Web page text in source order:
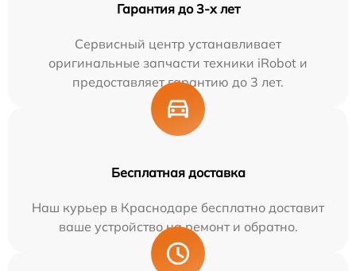
Гарантия до 3-х лет
Сервисный центр устанавливает
оригинальные запчасти техники iRobot и
предоставляет гарантию до 3 лет.
Бесплатная доставка
Наш курьер в Краснодаре бесплатно доставит
ваше устройство на ремонт и обратно.